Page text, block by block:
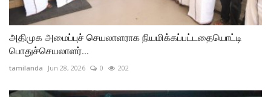
அதிமுக அமைப்புச் செயலாளராக நியமிக்கப்பட்டதையொட்டி
பொதுச்செயலாளர்...
tamilanda Jun 28, 2026 0 202